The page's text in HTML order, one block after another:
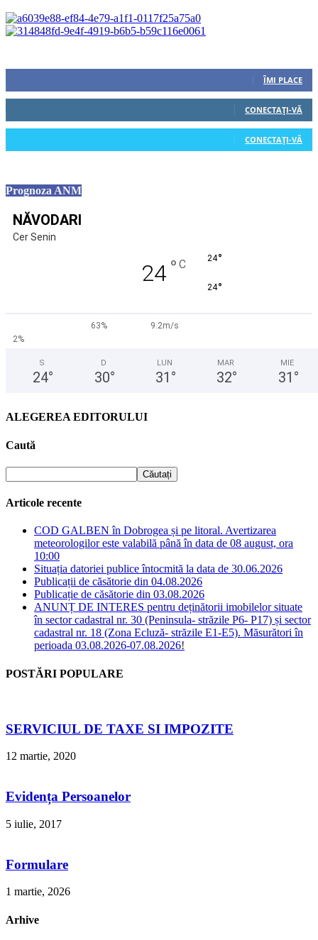
ÎMI PLACE
CONECTAȚI-VĂ
CONECTAȚI-VĂ
Prognoza ANM
NĂVODARI
Cer Senin
24 ° C 24°
24°
63%
9.2m/s
2%
S
24°
D
30°
LUN
31 °
MAR
32°
MIE
31 °
ALEGEREA EDITORULUI
Caută
Articole recente
COD GALBEN în Dobrogea și pe litoral. Avertizarea
meteorologilor este valabilă până în data de 08 august, ora
10:00
Situația datoriei publice întocmită la data de 30.06.2026
Publicații de căsătorie din 04.08.2026
Publicație de căsătorie din 03.08.2026
ANUNȚ DE INTERES pentru deținătorii imobilelor situate
în sector cadastral nr. 30 (Peninsula- străzile P6- P17) și sector
cadastral nr. 18 (Zona Ecluză- străzile E1-E5). Măsurători în
perioada 03.08.2026-07.08.2026!
POSTĂRI POPULARE
SERVICIUL DE TAXE SI IMPOZITE
12 martie, 2020
Evidența Persoanelor
5 iulie, 2017
Formulare
1 martie, 2026
Arhive